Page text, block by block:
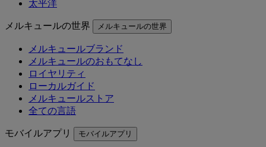
太平洋
メルキュールの世界 メルキュールの世界
メルキュールブランド
メルキュールのおもてなし
ロイヤリティ
ローカルガイド
メルキュールストア
全ての言語
モバイルアプリ モバイルアプリ